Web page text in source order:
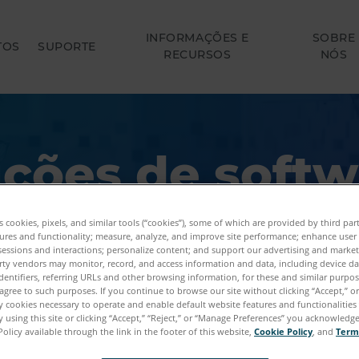
SUPORTE
INFORMAÇÕES E
RECURSOS
SOBRE
NÓS
de
de medição, imagem e realização 3D
de software para saber mais sobre os
recursos e os aplicativos de cada programa. Os
cookies, pixels, and similar tools (“cookies”), some of which are provided by third
and functionality; measure, analyze, and improve site performance; enhance user
and interactions; personalize content; and support our advertising and
vendors may monitor, record, and access information and data, including device
referring URLs and other browsing information, for these and similar
to such purposes. If you continue to browse our site without clicking “Accept,”
cookies necessary to operate and enable default website features and
using this site or clicking “Accept,” “Reject,” or “Manage Preferences” you
available through the link in the footer of this website, Cookie Policy, and